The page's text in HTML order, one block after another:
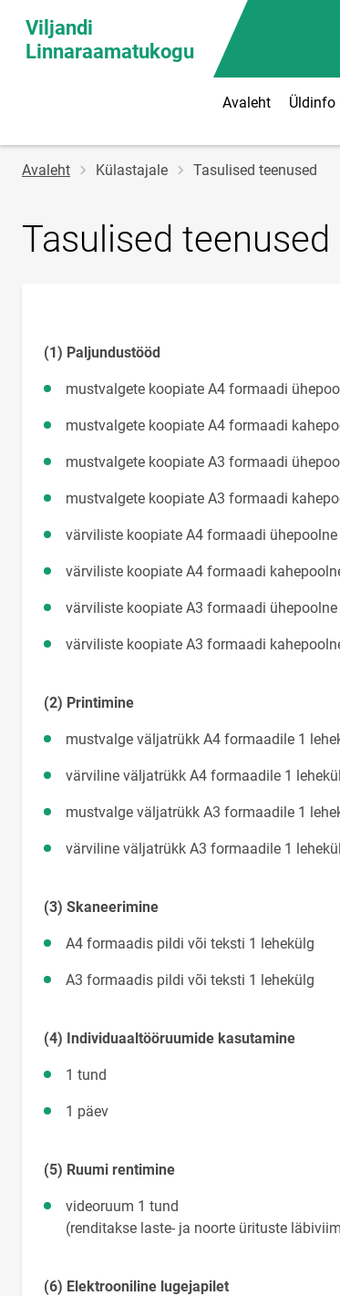
Viljandi
Linnaraamatukogu
Avaleht Üldinfo
Jälglink
Avaleht Külastajale Tasulised teenused
Tasulised teenused
(1) Paljundustööd
mustvalgete koopiate A4 formaadi
mustvalgete koopiate A4 formaadi
mustvalgete koopiate A3 formaadi
mustvalgete koopiate A3 formaadi
värviliste koopiate A4 formaadi
värviliste koopiate A4 formaadi
värviliste koopiate A3 formaadi
värviliste koopiate A3 formaadi
(2) Printimine
mustvalge väljatrükk A4
värviline väljatrükk A4
mustvalge väljatrükk A3
värviline väljatrükk A3
(3) Skaneerimine
A4 formaadis pildi või
A3 formaadis pildi või
(4) Individuaaltööruumide kasutamine
1 tund
1
(5) Ruumi rentimine
videoruum 1 tund
(renditakse laste- ja noorte ürituste
(6) Elektrooniline lugejapilet